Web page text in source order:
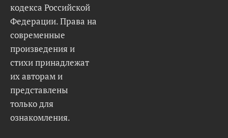
кодекса Российской
Федерации. Права на
современные
произведения и
стихи принадлежат
их авторам и
представлены
только для
ознакомления.